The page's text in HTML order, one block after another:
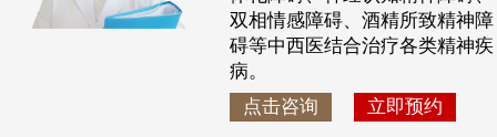
双相情感障碍、酒精所致精神障
碍等中西医结合治疗各类精神疾
病。
点击咨询
立即预约